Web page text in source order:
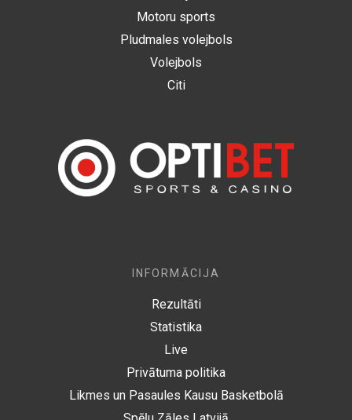
Motoru sports
Pludmales volejbols
Volejbols
Citi
INFORMĀCIJA
Rezultāti
Statistika
Live
Privātuma politika
Likmes un Pasaules Kausu Basketbolā